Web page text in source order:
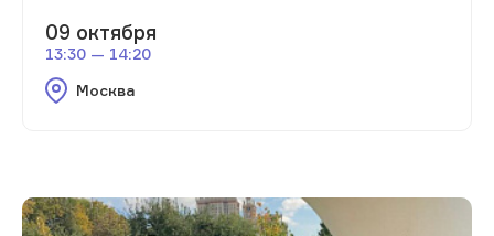
09 октября
13:30 — 14:20
Москва